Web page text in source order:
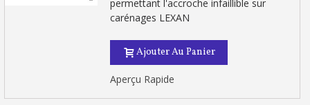
permettant l'accroche infaillible sur
carénages LEXAN
Ajouter Au Panier
Aperçu Rapide